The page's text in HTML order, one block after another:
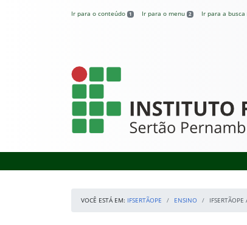
Ir para o conteúdo 1 Ir para o menu 2 Ir para a busca
IFSertãoPE
VOCÊ ESTÁ EM: IFSERTÃOPE ENSINO